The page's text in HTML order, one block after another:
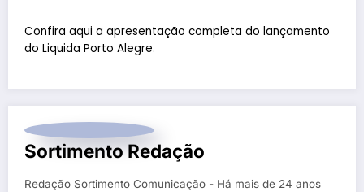
Confira aqui a apresentação completa do lançamento
do Liquida Porto Alegre.
Sortimento Redação
Redação Sortimento Comunicação - Há mais de 24 anos